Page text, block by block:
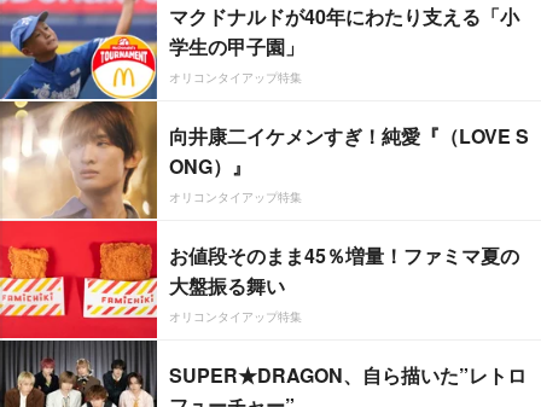
マクドナルドが40年にわたり支える「小
学生の甲子園」
オリコンタイアップ特集
向井康二イケメンすぎ！純愛『（LOVE S
ONG）』
オリコンタイアップ特集
お値段そのまま45％増量！ファミマ夏の
大盤振る舞い
オリコンタイアップ特集
SUPER★DRAGON、自ら描いた”レトロ